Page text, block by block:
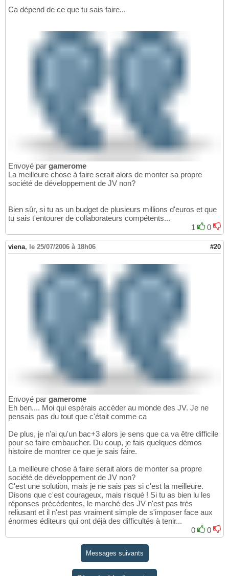
Ca dépend de ce que tu sais faire...
Envoyé par gamerome
La meilleure chose à faire serait alors de monter sa propre
société de développement de JV non?
Bien sûr, si tu as un budget de plusieurs millions d'euros et que
tu sais t'entourer de collaborateurs compétents...
1
0
viena, le 25/07/2006 à 18h06 #20
Envoyé par gamerome
Eh ben.... Moi qui espérais accéder au monde des JV. Je ne
pensais pas du tout que c'était comme ca
De plus, je n'ai qu'un bac+3 alors je sens que ca va être difficile
pour se faire embaucher. Du coup, je fais quelques démos
histoire de montrer ce que je sais faire.
La meilleure chose à faire serait alors de monter sa propre
société de développement de JV non?
C'est une solution, mais je ne sais pas si c'est la meilleure.
Disons que c'est courageux, mais risqué ! Si tu as bien lu les
réponses précédentes, le marché des JV n'est pas très
reliusant et il n'est pas vraiment simple de s'imposer face aux
énormes éditeurs qui ont déjà des difficultés à tenir...
0
0
Messages suivants